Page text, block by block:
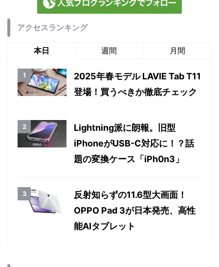
アクセスランキング
本日 週間 月間
2025年春モデル LAVIE Tab T11
登場！買うべきか徹底チェック
Lightning派に朗報。旧型
iPhoneがUSB-C対応に！？話
題の変換ケース「iPh0n3」
反射知らずの11.6型大画面！
OPPO Pad 3が日本発売、高性
能AIタブレット